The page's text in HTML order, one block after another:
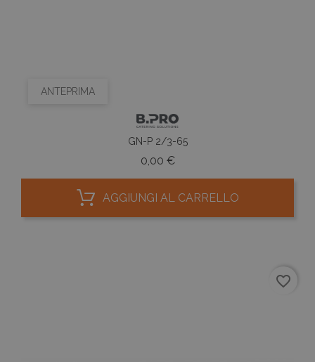
ANTEPRIMA
GN-P 2/3-65
0,00 €Prezzo
AGGIUNGI AL CARRELLO
favorite_border